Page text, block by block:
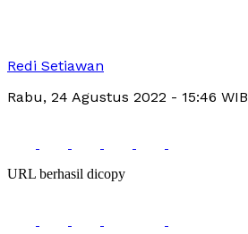
Redi Setiawan
Rabu, 24 Agustus 2022 - 15:46 WIB
URL berhasil dicopy